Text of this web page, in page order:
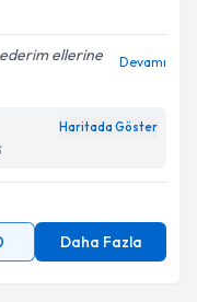
ellerine
Devamı
Haritada Göster
Daha Fazla